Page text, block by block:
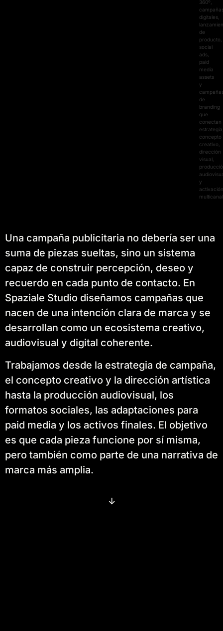
360º,
digitales,
de
producto,
social
ads,
paid
media
assets
y
de
branding
que
conectan
concepto
creativo,
dirección
visual,
y
activación
Una campaña publicitaria no debería ser una
suma de piezas sueltas, sino un sistema
capaz de construir percepción, deseo y
recuerdo en cada punto de contacto. En
Spaziale Studio diseñamos campañas que
nacen de una intención clara de marca y se
desarrollan como un ecosistema creativo,
audiovisual y digital coherente.
Trabajamos desde la estrategia de campaña,
el concepto creativo y la dirección artística
hasta la producción audiovisual, los
formatos sociales, las adaptaciones para
paid media y los activos finales. El objetivo
es que cada pieza funcione por sí misma,
pero también como parte de una narrativa de
marca más amplia.
↓